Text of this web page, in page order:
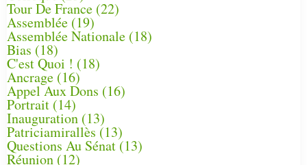
Tour De France (22)
Assemblée (19)
Assemblée Nationale (18)
Bias (18)
C'est Quoi ! (18)
Ancrage (16)
Appel Aux Dons (16)
Portrait (14)
Inauguration (13)
Patriciamirallès (13)
Questions Au Sénat(13)
Réunion (12)